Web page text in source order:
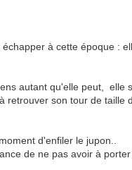
à cette époque :
autant qu'elle peut, elle
retrouver son tour de taille
d'enfiler le jupon..
de ne pas avoir à